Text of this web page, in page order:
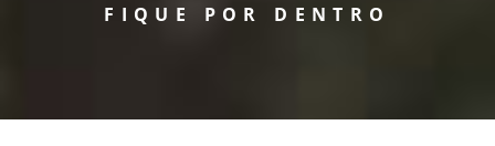
FIQUE POR DENTRO